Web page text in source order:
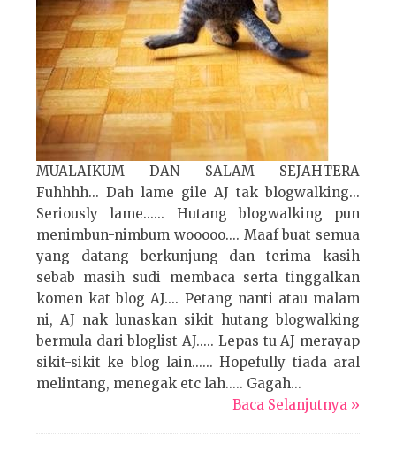
MUALAIKUM DAN SALAM SEJAHTERA
Fuhhhh... Dah lame gile AJ tak blogwalking...
Seriously lame...... Hutang blogwalking pun
menimbun-nimbum wooooo.... Maaf buat semua
yang datang berkunjung dan terima kasih
sebab masih sudi membaca serta tinggalkan
komen kat blog AJ.... Petang nanti atau malam
ni, AJ nak lunaskan sikit hutang blogwalking
bermula dari bloglist AJ..... Lepas tu AJ merayap
sikit-sikit ke blog lain...... Hopefully tiada aral
melintang, menegak etc lah..... Gagah...
Baca Selanjutnya »